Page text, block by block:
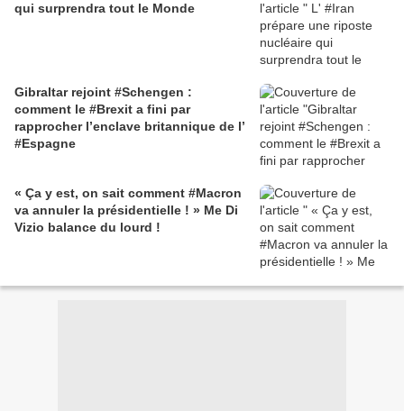
qui surprendra tout le Monde
Gibraltar rejoint #Schengen :
comment le #Brexit a fini par
rapprocher l’enclave britannique de l’
#Espagne
« Ça y est, on sait comment #Macron
va annuler la présidentielle ! » Me Di
Vizio balance du lourd !